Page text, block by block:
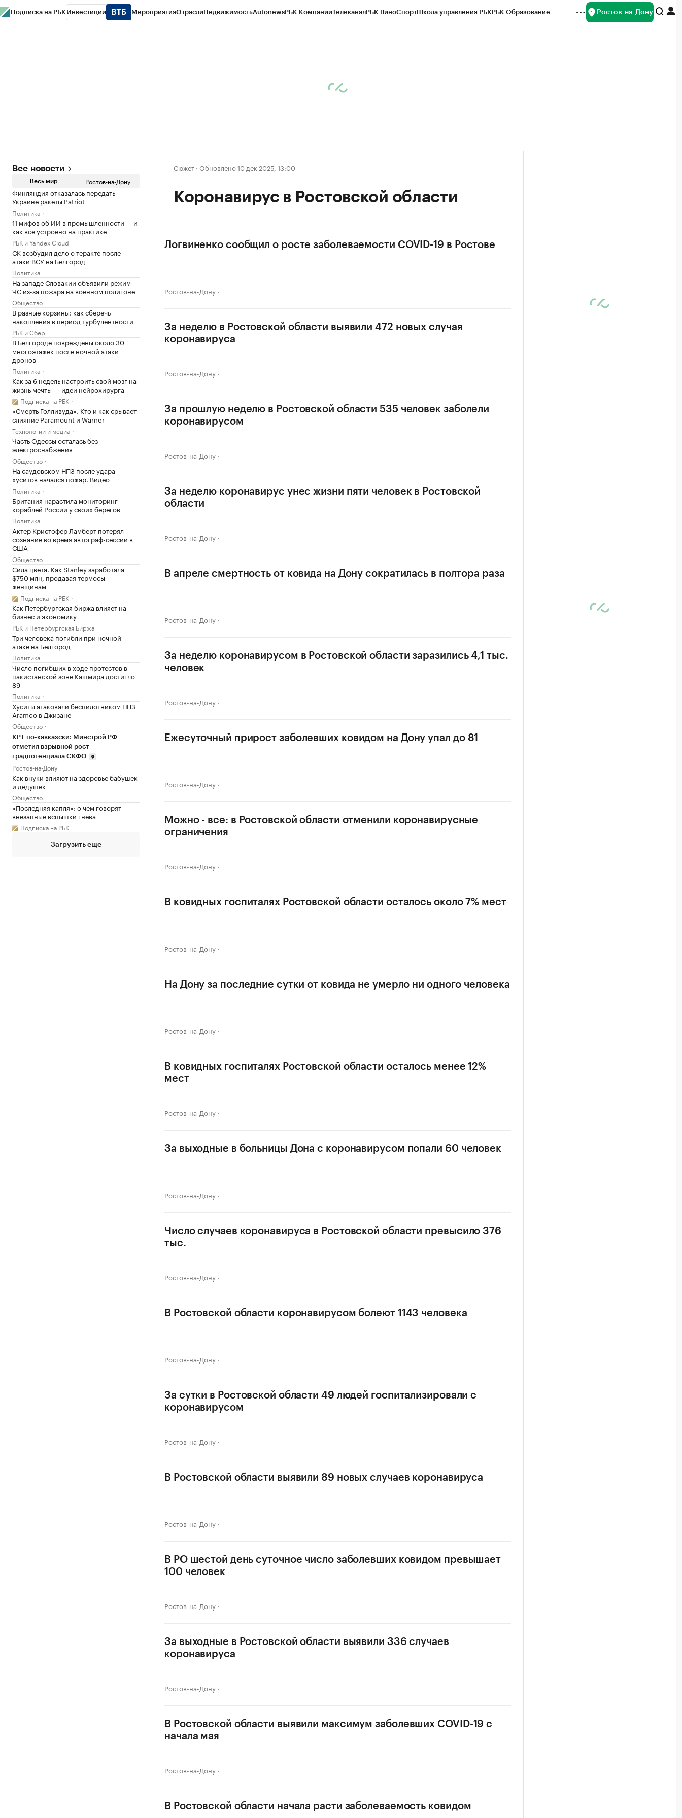
Подписка на РБК Инвестиции МероприятияОтраслиНедвижимостьAutonewsРБК КомпанииТелеканалРБК ВиноСпортШкола управления РБКРБК Образование Ростов-на-Дону
Все новости
Весь мир Ростов-на-Дону
Финляндия отказалась передать
Украине ракеты Patriot
Политика
11 мифов об ИИ в промышленности — и
как все устроено на практике
РБК и Yandex Cloud
СК возбудил дело о теракте после
атаки ВСУ на Белгород
Политика
На западе Словакии объявили режим
ЧС из-за пожара на военном полигоне
Общество
В разные корзины: как сберечь
накопления в период турбулентности
РБК и Сбер
В Белгороде повреждены около 30
многоэтажек после ночной атаки
дронов
Политика
Как за 6 недель настроить свой мозг на
жизнь мечты — идеи нейрохирурга
Подписка на РБК
«Смерть Голливуда». Кто и как срывает
слияние Paramount и Warner
Технологии и медиа
Часть Одессы осталась без
электроснабжения
Общество
На саудовском НПЗ после удара
хуситов начался пожар. Видео
Политика
Британия нарастила мониторинг
кораблей России у своих берегов
Политика
Актер Кристофер Ламберт потерял
сознание во время автограф-сессии в
США
Общество
Сила цвета. Как Stanley заработала
$750 млн, продавая термосы
женщинам
Подписка на РБК
Как Петербургская биржа влияет на
бизнес и экономику
РБК и Петербургская Биржа
Три человека погибли при ночной
атаке на Белгород
Политика
Число погибших в ходе протестов в
пакистанской зоне Кашмира достигло
89
Политика
Хуситы атаковали беспилотником НПЗ
Aramco в Джизане
Общество
КРТ по-кавказски: Минстрой РФ
отметил взрывной рост
градпотенциала СКФО
Ростов-на-Дону
Как внуки влияют на здоровье бабушек
и дедушек
Общество
«Последняя капля»: о чем говорят
внезапные вспышки гнева
Подписка на РБК
Загрузить еще
Сюжет · Обновлено 10 дек 2025, 13:00
Коронавирус в Ростовской области
Логвиненко сообщил о росте заболеваемости COVID-19 в Ростове
Ростов-на-Дону
За неделю в Ростовской области выявили 472 новых случая
коронавируса
Ростов-на-Дону
За прошлую неделю в Ростовской области 535 человек заболели
коронавирусом
Ростов-на-Дону
За неделю коронавирус унес жизни пяти человек в Ростовской
области
Ростов-на-Дону
В апреле смертность от ковида на Дону сократилась в полтора раза
Ростов-на-Дону
За неделю коронавирусом в Ростовской области заразились 4,1 тыс.
человек
Ростов-на-Дону
Ежесуточный прирост заболевших ковидом на Дону упал до 81
Ростов-на-Дону
Можно - все: в Ростовской области отменили коронавирусные
ограничения
Ростов-на-Дону
В ковидных госпиталях Ростовской области осталось около 7% мест
Ростов-на-Дону
На Дону за последние сутки от ковида не умерло ни одного человека
Ростов-на-Дону
В ковидных госпиталях Ростовской области осталось менее 12%
мест
Ростов-на-Дону
За выходные в больницы Дона с коронавирусом попали 60 человек
Ростов-на-Дону
Число случаев коронавируса в Ростовской области превысило 376
тыс.
Ростов-на-Дону
В Ростовской области коронавирусом болеют 1143 человека
Ростов-на-Дону
За сутки в Ростовской области 49 людей госпитализировали с
коронавирусом
Ростов-на-Дону
В Ростовской области выявили 89 новых случаев коронавируса
Ростов-на-Дону
В РО шестой день суточное число заболевших ковидом превышает
100 человек
Ростов-на-Дону
За выходные в Ростовской области выявили 336 случаев
коронавируса
Ростов-на-Дону
В Ростовской области выявили максимум заболевших COVID-19 с
начала мая
Ростов-на-Дону
В Ростовской области начала расти заболеваемость ковидом